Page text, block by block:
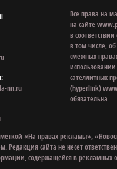
nn.ru
Все права на
на сайте
в
в том числе,
смежных
сателлитных
(hyperlink)
обязательна.
«На правах рекламы»,
Редакция сайта не несет
содержащейся в рекламных